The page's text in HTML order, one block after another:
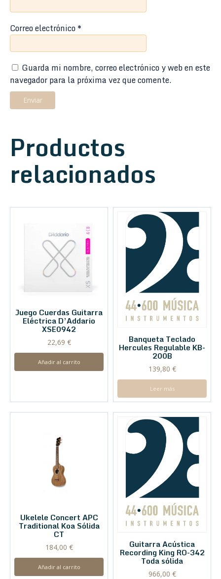
Correo electrónico*
Guarda mi nombre, correo electrónico y web en este
navegador para la próxima vez que comente.
Productos
relacionados
Juego Cuerdas Guitarra
Eléctrica D’Addario
XSE0942
22,69 €
Añadir al carrito
Banqueta Teclado
Hercules Regulable KB-
200B
139,80 €
Leer más
Ukelele Concert APC
Traditional Koa Sólida
CT
184,00 €
Añadir al carrito
Guitarra Acústica
Recording King RO-342
Toda sólida
966,00 €